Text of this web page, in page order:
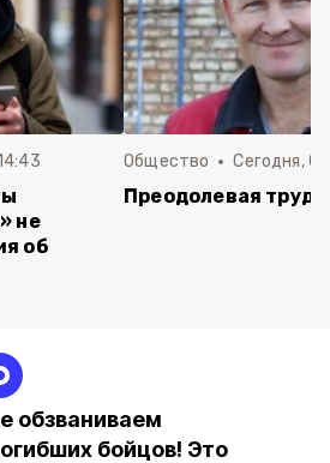
не
об
Общество Сегодня,
Преодолевая
обзваниваем
бойцов! Это